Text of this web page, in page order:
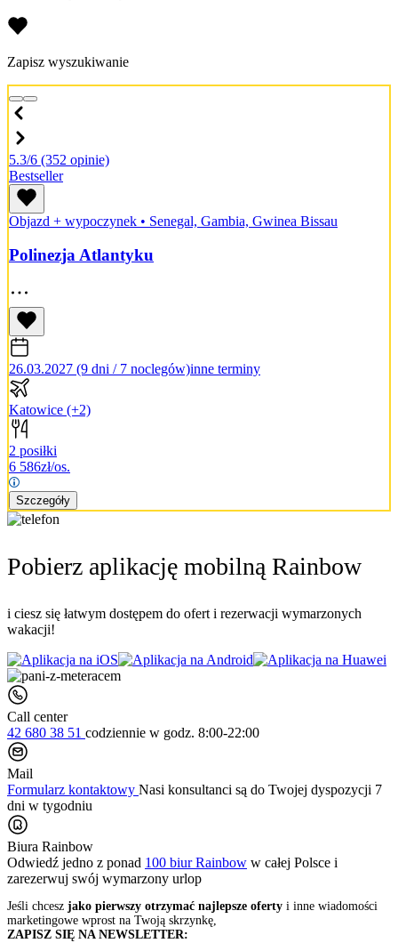
Zapisz wyszukiwanie
5.3/6 (352 opinie)
Bestseller
Objazd + wypoczynek • Senegal, Gambia, Gwinea Bissau
Polinezja Atlantyku
26.03.2027 (9 dni / 7 noclegów)inne terminy
Katowice (+2)
2 posiłki
6 586zł/os.
Szczegóły
Pobierz aplikację mobilną Rainbow
i ciesz się łatwym dostępem do ofert i rezerwacji wymarzonych
wakacji!
Call center
42 680 38 51 codziennie w godz. 8:00-22:00
Mail
Formularz kontaktowy Nasi konsultanci są do Twojej dyspozycji 7
dni w tygodniu
Biura Rainbow
Odwiedź jedno z ponad 100 biur Rainbow w całej Polsce i
zarezerwuj swój wymarzony urlop
Jeśli chcesz jako pierwszy otrzymać najlepsze oferty i inne wiadomości
marketingowe wprost na Twoją skrzynkę,
ZAPISZ SIĘ NA NEWSLETTER: